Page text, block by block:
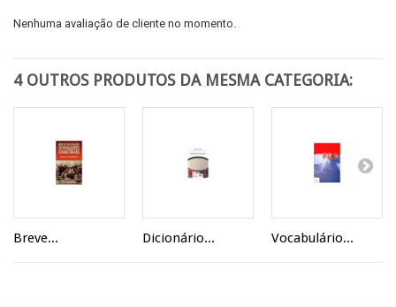
Nenhuma avaliação de cliente no momento.
4 OUTROS PRODUTOS DA MESMA CATEGORIA:
Breve... Dicionário... Vocabulário...